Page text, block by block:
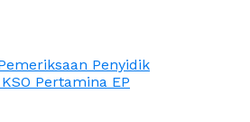
Penyidik
Pertamina EP